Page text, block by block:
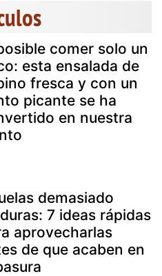
comer solo un
esta ensalada de
fresca y con un
picante se ha
en nuestra
demasiado
7 ideas rápidas
aprovecharlas
de que acaben en